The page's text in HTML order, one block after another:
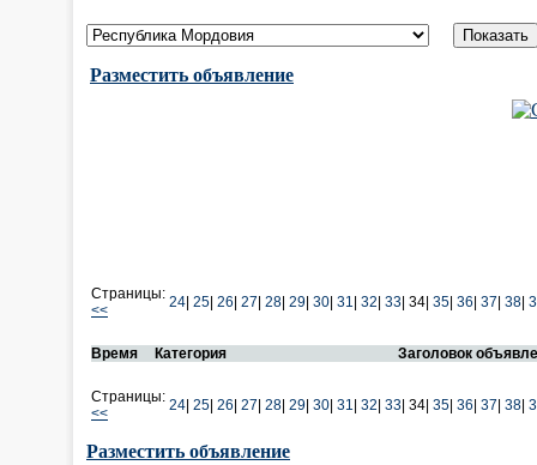
Разместить объявление
Страницы:
<<
24 25 26 27 28 29 30 31 32 33 34| 35 36 37 38
Время Категория Заголовок
Страницы:
<<
24 25 26 27 28 29 30 31 32 33 34| 35 36 37 38
Разместить объявление